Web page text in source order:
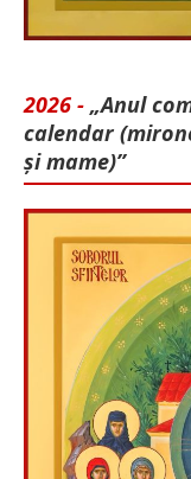
2026 - „Anul
calendar
și mame)”